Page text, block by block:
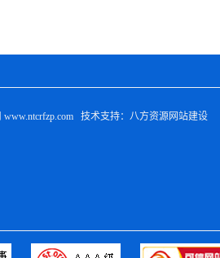
www.ntcrfzp.com   技术支持：八方资源网站建设